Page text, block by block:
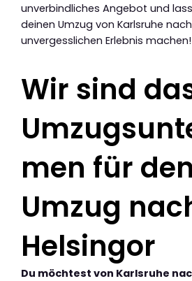
unverbindliches Angebot und
deinen Umzug von Karlsruhe
unvergesslichen Erlebnis machen!
Wir sind
men für den
Umzug
Helsingor
Du möchtest von Karlsruhe